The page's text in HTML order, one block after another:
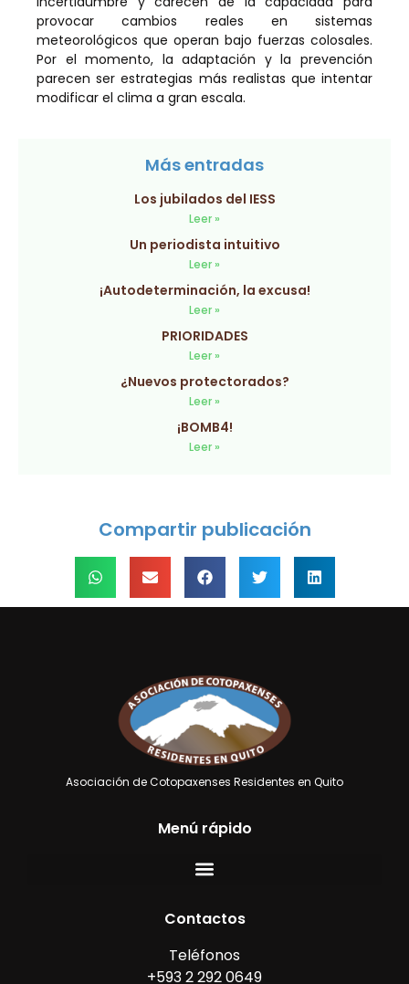
provocar cambios reales en sistemas
meteorológicos que operan bajo fuerzas colosales.
Por el momento, la adaptación y la prevención
parecen ser estrategias más realistas que intentar
modificar el clima a gran escala.
Más entradas
Los jubilados del IESS
Leer »
Un periodista intuitivo
Leer »
¡Autodeterminación, la excusa!
Leer »
PRIORIDADES
Leer »
¿Nuevos protectorados?
Leer »
¡BOMB4!
Leer »
Compartir publicación
Asociación de Cotopaxenses Residentes en Quito
Menú rápido
Contactos
Teléfonos
+593 2 292 0649